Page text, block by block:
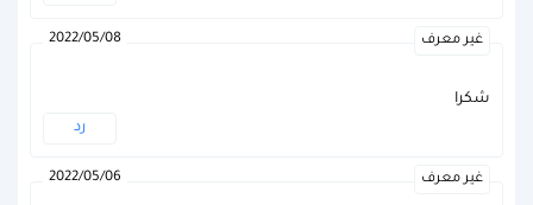
غير معرف 2022/05/08
شكرا
رد
غير معرف 2022/05/06